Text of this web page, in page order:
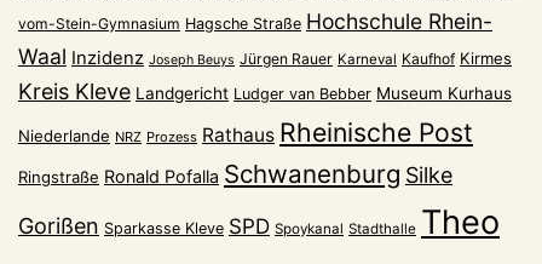
vom-Stein-Gymnasium Hagsche Straße Hochschule Rhein-
Waal Inzidenz Joseph Beuys Jürgen Rauer Karneval Kaufhof Kirmes
Kreis Kleve Landgericht Ludger van Bebber Museum Kurhaus
Niederlande NRZ Prozess Rathaus Rheinische Post
Ringstraße Ronald Pofalla Schwanenburg Silke
Gorißen Sparkasse Kleve SPD Spoykanal Stadthalle Theo